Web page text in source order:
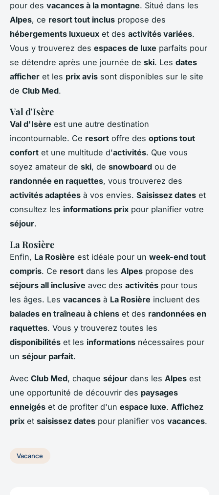
pour des vacances à la montagne. Situé dans les
Alpes, ce resort tout inclus propose des
hébergements luxueux et des activités variées.
Vous y trouverez des espaces de luxe parfaits pour
se détendre après une journée de ski. Les dates
afficher et les prix avis sont disponibles sur le site
de Club Med.
Val d'Isère
Val d'Isère est une autre destination
incontournable. Ce resort offre des options tout
confort et une multitude d'activités. Que vous
soyez amateur de ski, de snowboard ou de
randonnée en raquettes, vous trouverez des
activités adaptées à vos envies. Saisissez dates et
consultez les informations prix pour planifier votre
séjour.
La Rosière
Enfin, La Rosière est idéale pour un week-end tout
compris. Ce resort dans les Alpes propose des
séjours all inclusive avec des activités pour tous
les âges. Les vacances à La Rosière incluent des
balades en traîneau à chiens et des randonnées en
raquettes. Vous y trouverez toutes les
disponibilités et les informations nécessaires pour
un séjour parfait.
Avec Club Med, chaque séjour dans les Alpes est
une opportunité de découvrir des paysages
enneigés et de profiter d'un espace luxe. Affichez
prix et saisissez dates pour planifier vos vacances.
Vacance